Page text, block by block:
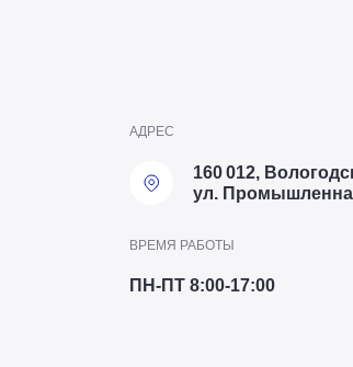
ПН-ПТ 8:00-17:00
ВРЕМЯ РАБОТЫ
160 012,
ул.
АДРЕС